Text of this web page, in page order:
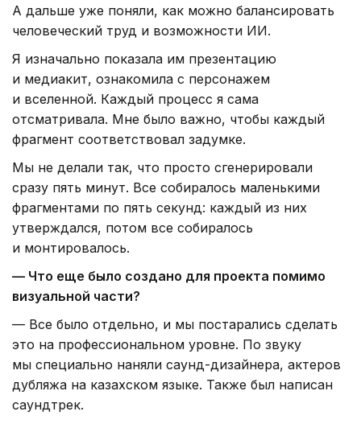
А дальше уже поняли, как можно балансировать
человеческий труд и возможности ИИ.
Я изначально показала им презентацию
и медиакит, ознакомила с персонажем
и вселенной. Каждый процесс я сама
отсматривала. Мне было важно, чтобы каждый
фрагмент соответствовал задумке.
Мы не делали так, что просто сгенерировали
сразу пять минут. Все собиралось маленькими
фрагментами по пять секунд: каждый из них
утверждался, потом все собиралось
и монтировалось.
— Что еще было создано для проекта помимо
визуальной части?
— Все было отдельно, и мы постарались сделать
это на профессиональном уровне. По звуку
мы специально наняли саунд-дизайнера, актеров
дубляжа на казахском языке. Также был написан
саундтрек.